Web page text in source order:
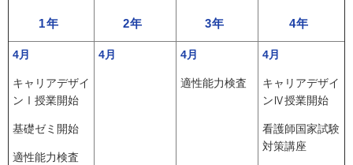
1年 2年 3年 4年
4月
キャリアデザイ
ンⅠ授業開始
基礎ゼミ開始
適性能力検査
4月 4月
適性能力検査
4月
キャリアデザイ
ンⅣ授業開始
看護師国家試験
対策講座